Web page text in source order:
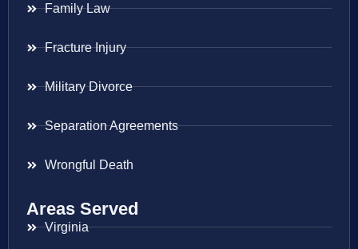
Family Law
Fracture Injury
Military Divorce
Separation Agreements
Wrongful Death
Areas Served
Virginia